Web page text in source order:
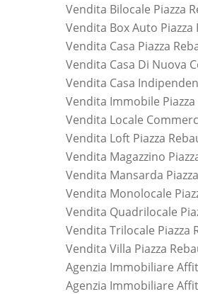
Vendita Bilocale Piazza
Vendita Box Auto Piazza
Vendita Casa Piazza
Vendita Immobile
Vendita Loft Piazza
Vendita Magazzino
Vendita Mansarda
Vendita Monolocale
Vendita Quadrilocale
Vendita Trilocale Piazza
Vendita Villa Piazza
Agenzia Immobiliare